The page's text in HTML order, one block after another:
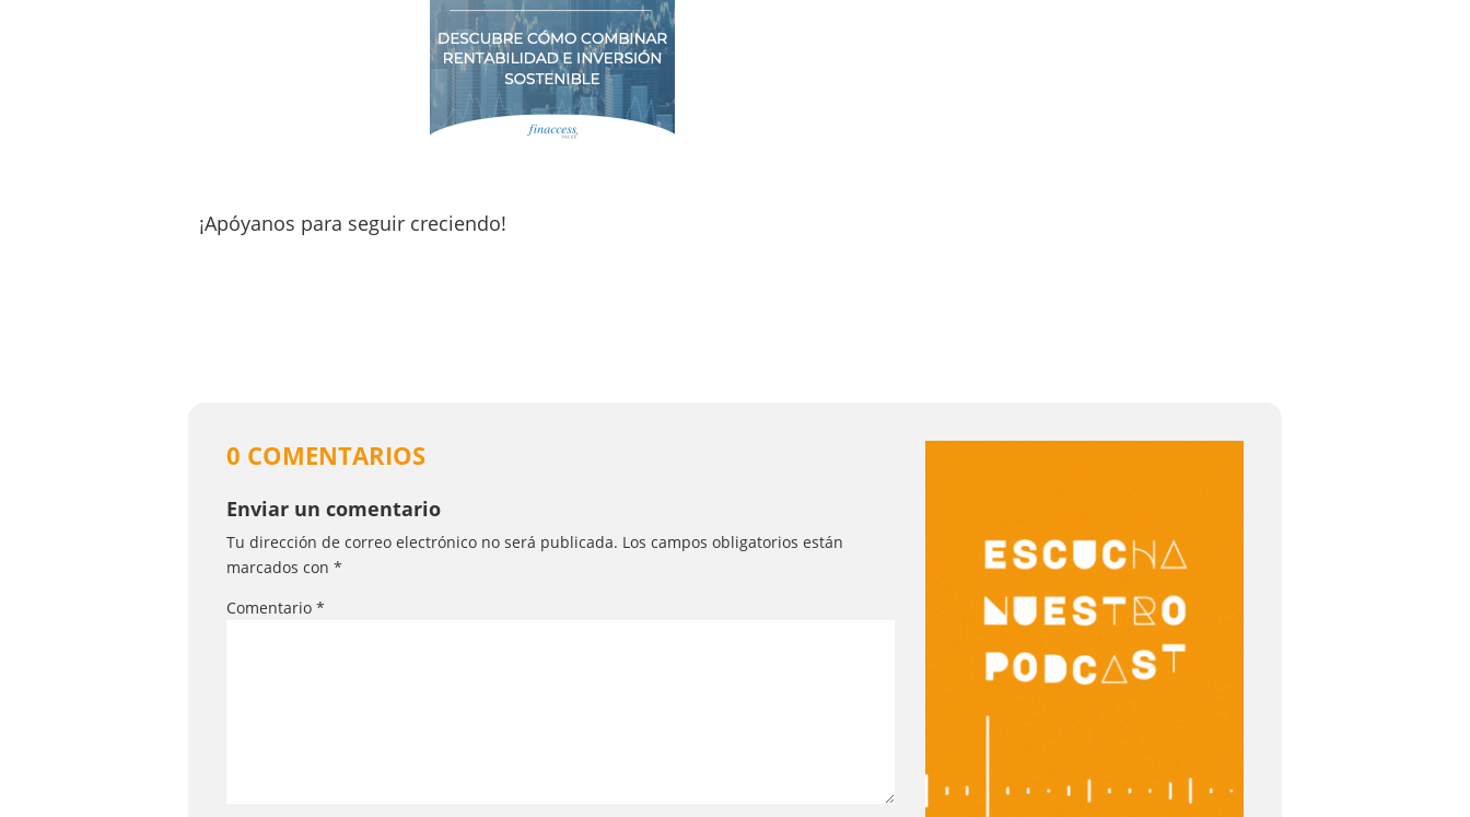
¡Apóyanos para seguir creciendo!
0 COMENTARIOS
Enviar un comentario
Tu dirección de correo electrónico no será publicada. Los campos obligatorios están
marcados con *
Comentario *